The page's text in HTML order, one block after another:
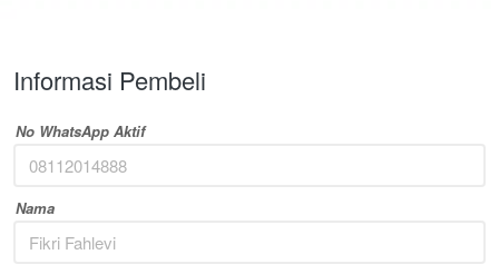
Informasi Pembeli
No WhatsApp Aktif
Nama